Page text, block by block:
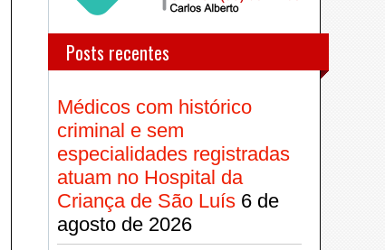
Posts recentes
Médicos com histórico
criminal e sem
especialidades registradas
atuam no Hospital da
Criança de São Luís 6 de
agosto de 2026